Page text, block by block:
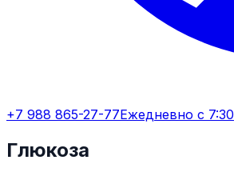
+7 988 865-27-77Ежедневно с 7:30
Глюкоза